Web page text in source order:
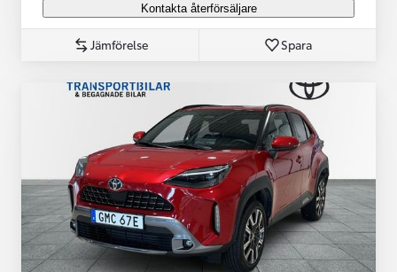
Kontakta återförsäljare
Jämförelse Spara